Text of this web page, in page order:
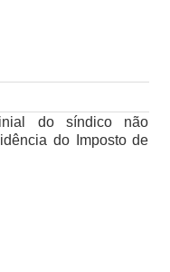
do síndico não
do Imposto de